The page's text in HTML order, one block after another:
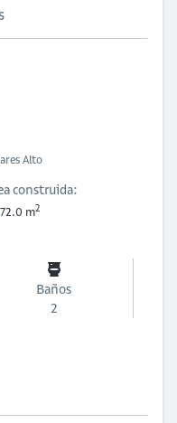
Alto
construida:
72.0 m2
Baños
2